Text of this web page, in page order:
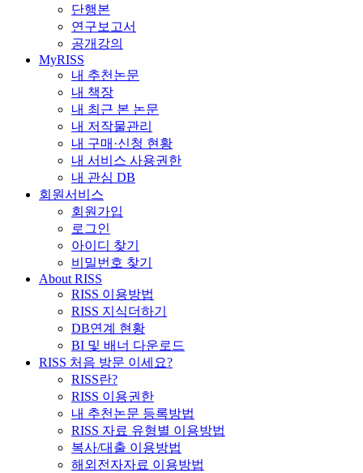
단행본
연구보고서
공개강의
MyRISS
내 추천논문
내 책장
내 최근 본 논문
내 저작물관리
내 구매·신청 현황
내 서비스 사용권한
내 관심 DB
회원서비스
회원가입
로그인
아이디 찾기
비밀번호 찾기
About RISS
RISS 이용방법
RISS 지식더하기
DB연계 현황
BI 및 배너 다운로드
RISS 처음 방문 이세요?
RISS란?
RISS 이용권한
내 추천논문 등록방법
RISS 자료 유형별 이용방법
복사/대출 이용방법
해외전자자료 이용방법